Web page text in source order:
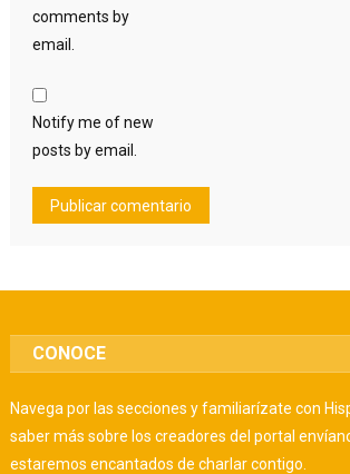
comments by
email.
Notify me of new
posts by email.
CONOCE
Navega por las secciones y familiarízate con
saber más sobre los creadores del portal
estaremos encantados de charlar contigo.